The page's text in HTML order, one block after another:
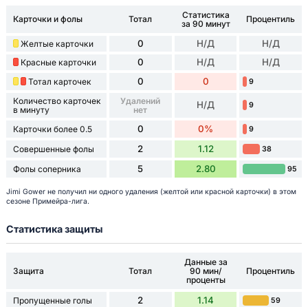
Карточки и фолы Тотал
Статистика
за 90 минут
Процентиль
Желтые карточки 0 Н/Д Н/Д
Красные карточки 0 Н/Д Н/Д
Тотал карточек 0 0 9
Количество карточек
в минуту
Удалений
нет
Н/Д 9
Карточки более 0.5 0 0% 9
Совершенные фолы 2 1.12 38
Фолы соперника 5 2.80 95
Jimi Gower не получил ни одного удаления (желтой или красной карточки) в этом
сезоне Примейра-лига.
Статистика защиты
Защита Тотал
Данные за
90 мин/
проценты
Процентиль
Пропущенные голы 2 1.14 59